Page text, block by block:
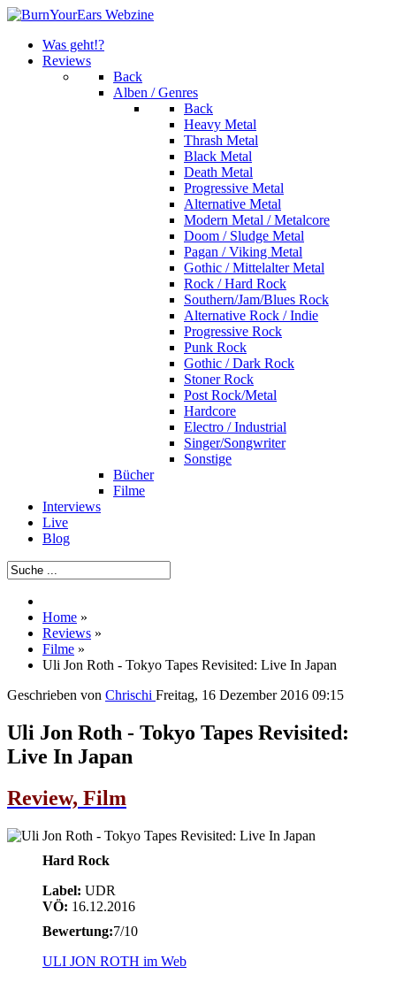
Was geht!?
Reviews
Back
Alben / Genres
Back
Heavy Metal
Thrash Metal
Black Metal
Death Metal
Progressive Metal
Alternative Metal
Modern Metal / Metalcore
Doom / Sludge Metal
Pagan / Viking Metal
Gothic / Mittelalter Metal
Rock / Hard Rock
Southern/Jam/Blues Rock
Alternative Rock / Indie
Progressive Rock
Punk Rock
Gothic / Dark Rock
Stoner Rock
Post Rock/Metal
Hardcore
Electro / Industrial
Singer/Songwriter
Sonstige
Bücher
Filme
Interviews
Live
Blog
Home »
Reviews »
Filme »
Uli Jon Roth - Tokyo Tapes Revisited: Live In Japan
Geschrieben von Chrischi Freitag, 16 Dezember 2016 09:15
Uli Jon Roth - Tokyo Tapes Revisited:
Live In Japan
Review, Film
Hard Rock
Label: UDR
VÖ: 16.12.2016
Bewertung:7/10
ULI JON ROTH im Web